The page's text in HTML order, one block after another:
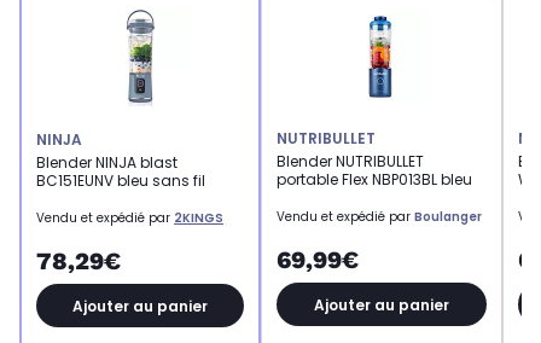
NINJA
Blender NINJA blast
BC151EUNV bleu sans fil
Vendu et expédié par 2KINGS
78,29€
Ajouter au panier
NUTRIBULLET
Blender NUTRIBULLET
portable Flex NBP013BL bleu
Vendu et expédié par Boulanger
69,99€
Ajouter au panier